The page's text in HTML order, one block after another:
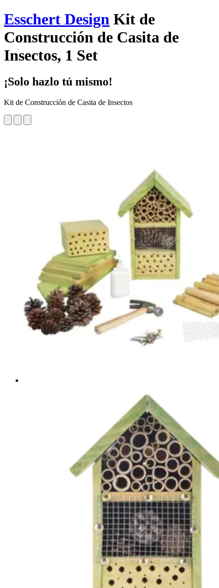
Esschert Design Kit de
Construcción de Casita de
Insectos, 1 Set
¡Solo hazlo tú mismo!
Kit de Construcción de Casita de Insectos